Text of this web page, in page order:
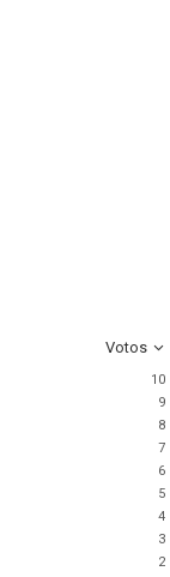
Votos
10
9
8
7
6
5
4
3
2